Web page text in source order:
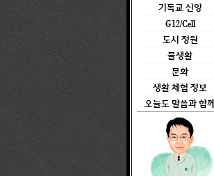
기독교 신앙
G12/Cell
도시 정원
물생활
문화
생활 체험 정보
오늘도 말씀과 함께